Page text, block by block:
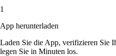
1
App herunterladen
Laden Sie die App, verifizieren Sie
legen Sie in Minuten los.